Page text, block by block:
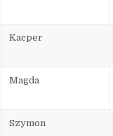
Kacper
Magda
Szymon